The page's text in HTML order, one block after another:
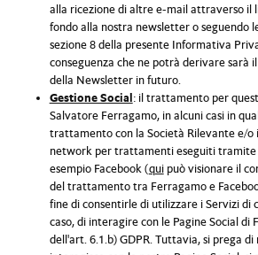
alla ricezione di altre e-mail attraverso il
fondo alla nostra newsletter o seguendo
sezione 8 della presente Informativa
conseguenza che ne potrà derivare sarà
della Newsletter in futuro.
Gestione Social: il trattamento per
Salvatore Ferragamo, in alcuni casi in
trattamento con la Società Rilevante e/o
network per trattamenti eseguiti tramite
esempio Facebook (quipuò visionare il
del trattamento tra Ferragamo e
fine di consentirle di utilizzare i Servizi di
caso, di interagire con le Pagine Social di
dell'art. 6.1.b) GDPR. Tuttavia, si prega